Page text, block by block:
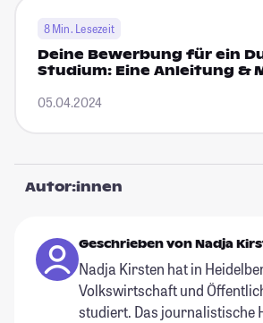
8 Min. Lesezeit
Deine Bewerbung für ein
Studium: Eine Anleitung &
05.04.2024
Autor:innen
Geschrieben von Nadja
Nadja Kirsten hat in
Volkswirtschaft und
studiert. Das journalistische